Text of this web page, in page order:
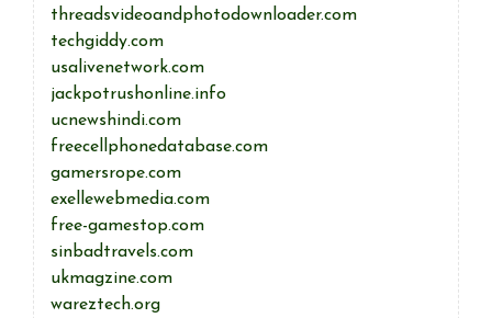
threadsvideoandphotodownloader.com
techgiddy.com
usalivenetwork.com
jackpotrushonline.info
ucnewshindi.com
freecellphonedatabase.com
gamersrope.com
exellewebmedia.com
free-gamestop.com
sinbadtravels.com
ukmagzine.com
wareztech.org